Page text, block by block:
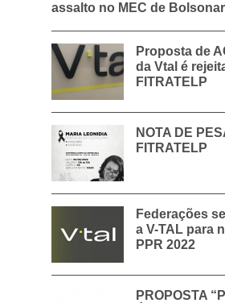
assalto no MEC de
Proposta de
da Vtal é
FITRATELP
NOTA DE
FITRATELP
Federações
a V-TAL para
PPR 2022
PROPOSTA